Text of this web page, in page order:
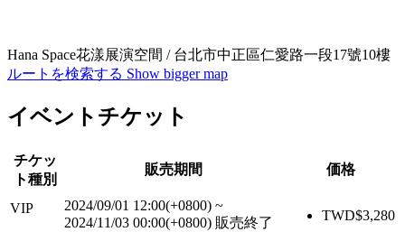
Hana Space花漾展演空間 / 台北市中正區仁愛路一段17號10樓
ルートを検索する Show bigger map
イベントチケット
チケッ
ト種別
販売期間 価格
VIP 2024/09/01 12:00(+0800) ~
2024/11/03 00:00(+0800) 販売終了 TWD$3,280